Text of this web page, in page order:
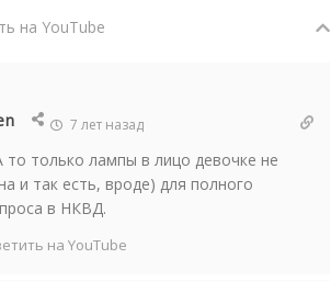
на YouTube
7 лет назад
только лампы в лицо девочке не
и так есть, вроде) для полного
в НКВД.
на YouTube